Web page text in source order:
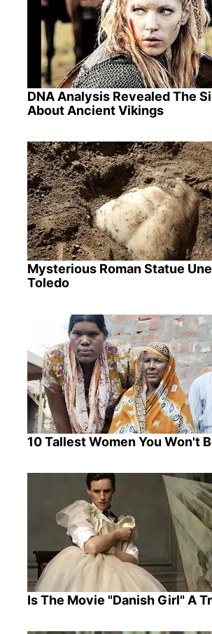
DNA Analysis Revealed The
About Ancient Vikings
Mysterious Roman Statue
Toledo
10 Tallest Women You Won't
Is The Movie "Danish Girl" A